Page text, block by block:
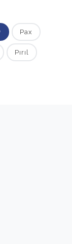
Pax
Pırıl